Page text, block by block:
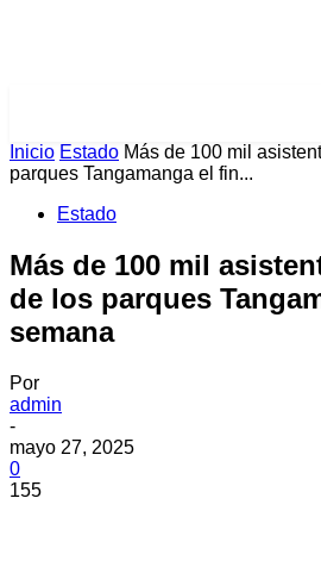
Inicio Estado Más de 100 mil
parques Tangamanga el fin...
Estado
Más de 100 mil
de los parques
semana
Por
admin
-
mayo 27, 2025
0
155